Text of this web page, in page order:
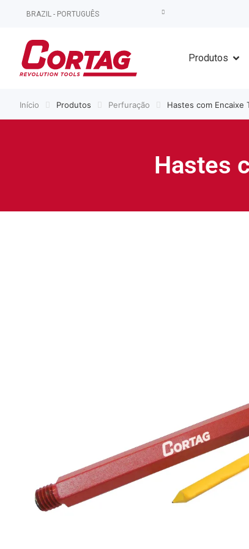
BRAZIL - PORTUGUÊS
Produtos
Início Produtos Perfuração Hastes com Encaixe
Hastes